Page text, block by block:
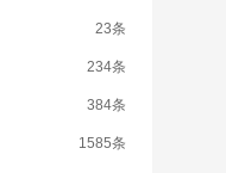
23条
234条
384条
1585条